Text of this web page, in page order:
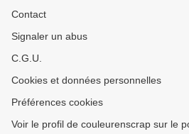
Contact
Signaler un abus
C.G.U.
Cookies et données personnelles
Préférences cookies
Voir le profil de couleurenscrap sur le